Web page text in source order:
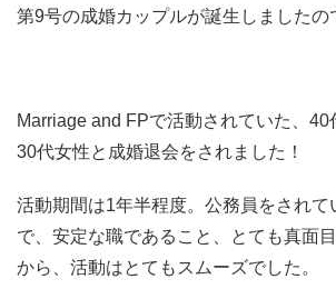
第9号の成婚カップルが誕生しましたの
Marriage and FPで活動されていた、
30代女性と成婚退会をされました！
活動期間は1年半程度。公務員をされて
で、安定な職であること、とても真面
から、活動はとてもスムーズでした。